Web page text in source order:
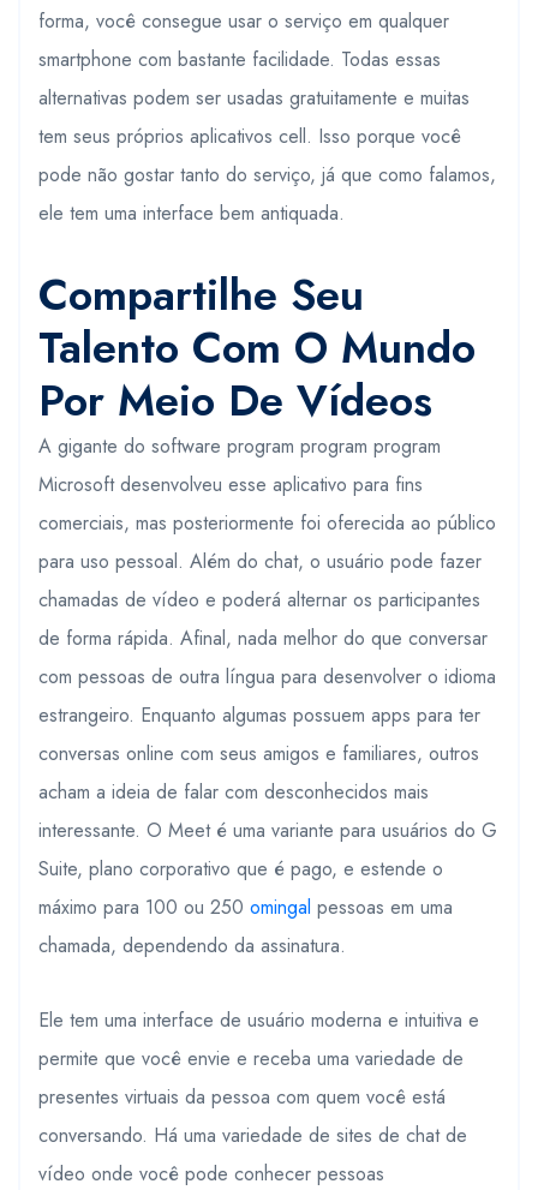
forma, você consegue usar o serviço em qualquer
smartphone com bastante facilidade. Todas essas
alternativas podem ser usadas gratuitamente e muitas
tem seus próprios aplicativos cell. Isso porque você
pode não gostar tanto do serviço, já que como falamos,
ele tem uma interface bem antiquada.
Compartilhe Seu
Talento Com O Mundo
Por Meio De Vídeos
A gigante do software program program program
Microsoft desenvolveu esse aplicativo para fins
comerciais, mas posteriormente foi oferecida ao público
para uso pessoal. Além do chat, o usuário pode fazer
chamadas de vídeo e poderá alternar os participantes
de forma rápida. Afinal, nada melhor do que conversar
com pessoas de outra língua para desenvolver o idioma
estrangeiro. Enquanto algumas possuem apps para ter
conversas online com seus amigos e familiares, outros
acham a ideia de falar com desconhecidos mais
interessante. O Meet é uma variante para usuários do G
Suite, plano corporativo que é pago, e estende o
máximo para 100 ou 250 omingal pessoas em uma
chamada, dependendo da assinatura.
Ele tem uma interface de usuário moderna e intuitiva e
permite que você envie e receba uma variedade de
presentes virtuais da pessoa com quem você está
conversando. Há uma variedade de sites de chat de
vídeo onde você pode conhecer pessoas